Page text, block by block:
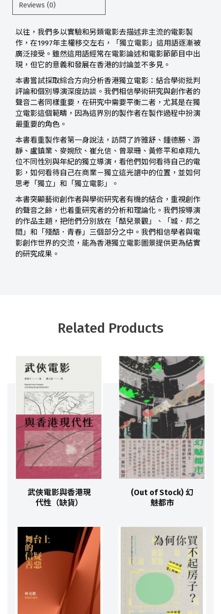
Reviews (0)
以往，我們多以實驗和另類電影去描述非主流的電影製
作，在1997年主權移交左右，「獨立電影」這用語逐漸被
廣泛接受。雖然這用語經常在電影論述和電影節節目中出
現，但它的意義和發展在香港的討論並不多見。
本書嘗試採取綜合方向分析香港獨立電影：結合學術批判
評論和個別導演深度訪談。我們相信學術研究與創作者的
聲音二者同樣重要，在研究中需要平衡二者，尤其是在獨
立電影這個範疇，因為這界別的製作者在製作過程中扮演
最重要的角色。
本書看重製作者第一身說法，訪問了許雅舒、鍾德勝、游
靜、盧鎮業、麥婉欣、崔允信、曾翠珊、黃修平和卓翔九
位不同性別與年紀的獨立導演，看他們如何看待自己的電
影，如何看待自己在商業－獨立這光譜中的位置，並如何
思考「獨立」和「獨立電影」。
本書突顯藝術創作者與學術研究者有機的結合，重視創作
的聲音之餘，也着重研究者的分析和理論化。我們按導演
的作品主題，把他們分別放在「酷兒景觀」、「城．邦之
間」和「殘酷．青春」三個部分之中。我們相信學者與電
影創作世界的交流，能為香港獨立電影圖景提供更為結實
的研究成果。
Related Products
武俠電影與香港現
代性（缺貨）
(Out of Stock) 幻
魅都市